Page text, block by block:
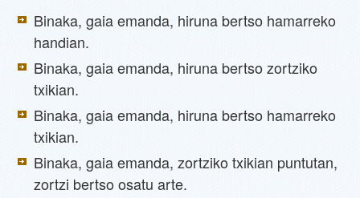
Binaka, gaia emanda, hiruna bertso hamarreko
handian.
Binaka, gaia emanda, hiruna bertso zortziko
txikian.
Binaka, gaia emanda, hiruna bertso hamarreko
txikian.
Binaka, gaia emanda, zortziko txikian puntutan,
zortzi bertso osatu arte.